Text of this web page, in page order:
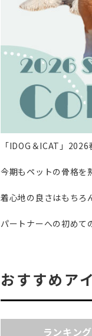
「IDOG＆ICAT」
今期もペットの骨格を
着心地の良さはもちろ
パートナーへの初めて
おすすめア
ランキング